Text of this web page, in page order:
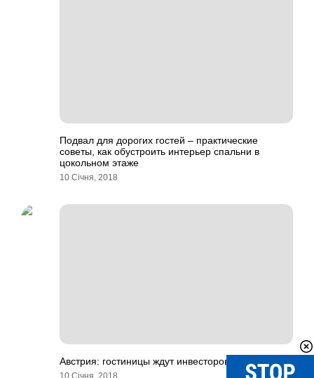
Подвал для дорогих гостей – практические
советы, как обустроить интерьер спальни в
цокольном этаже
10 Січня, 2018
Австрия: гостиницы ждут инвесторов
10 Січня, 2018